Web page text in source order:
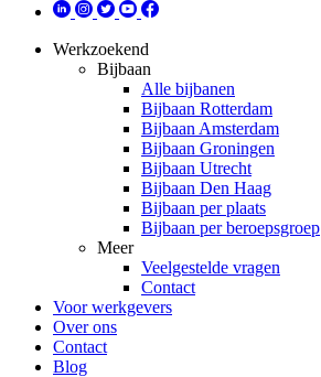
Werkzoekend
Bijbaan
Alle bijbanen
Bijbaan Rotterdam
Bijbaan Amsterdam
Bijbaan Groningen
Bijbaan Utrecht
Bijbaan Den Haag
Bijbaan per plaats
Bijbaan per beroepsgroep
Meer
Veelgestelde vragen
Contact
Voor werkgevers
Over ons
Contact
Blog